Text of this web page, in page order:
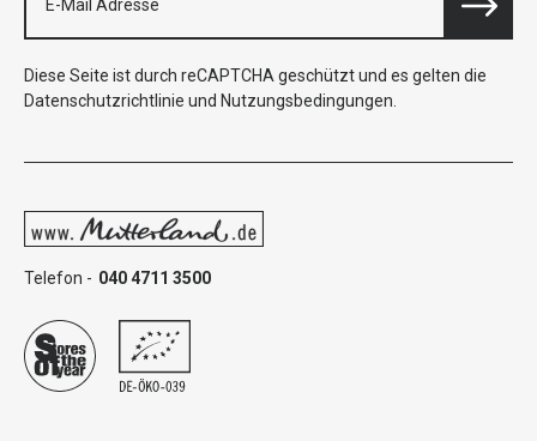
Diese Seite ist durch reCAPTCHA geschützt und es gelten die
Datenschutzrichtlinie und Nutzungsbedingungen
Telefon - 040 4711 3500